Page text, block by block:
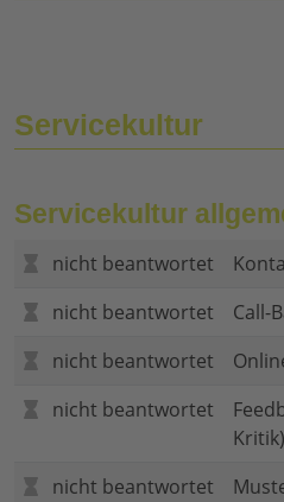
Servicekultur
Servicekultur
nicht beantwortet
nicht beantwortet
Call-
nicht beantwortet
nicht beantwortet
Kritik)
nicht beantwortet